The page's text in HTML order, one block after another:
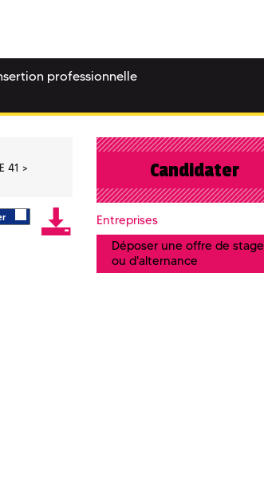
professionnelle
41
Candidater
Entreprises
Déposer une offre de stage
ou d'alternance